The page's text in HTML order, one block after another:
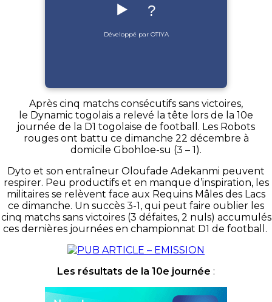
▶️ ?
Développé par OTIYA
Après cinq matchs consécutifs sans victoires,
le Dynamic togolais a relevé la tête lors de la 10e
journée de la D1 togolaise de football. Les Robots
rouges ont battu ce dimanche 22 décembre à
domicile Gbohloe-su (3 – 1).
Dyto et son entraîneur Oloufade Adekanmi peuvent
respirer. Peu productifs et en manque d’inspiration, les
militaires se relèvent face aux Requins Mâles des Lacs
ce dimanche. Un succès 3-1, qui peut faire oublier les
cinq matchs sans victoires (3 défaites, 2 nuls) accumulés
ces dernières journées en championnat D1 de football.
Les résultats de la 10e journée :